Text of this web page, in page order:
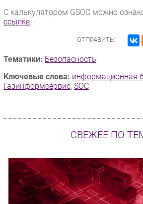
С калькулятором GSOC можно
ссылке
ОТПРАВИТЬ:
Тематики: Безопасность
Ключевые слова: информационная
Газинформсервис, SOC
СВЕЖЕЕ ПО